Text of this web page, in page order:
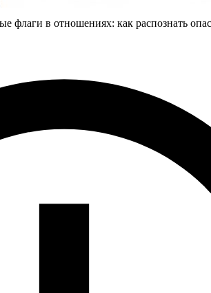
флаги в отношениях: как распознать